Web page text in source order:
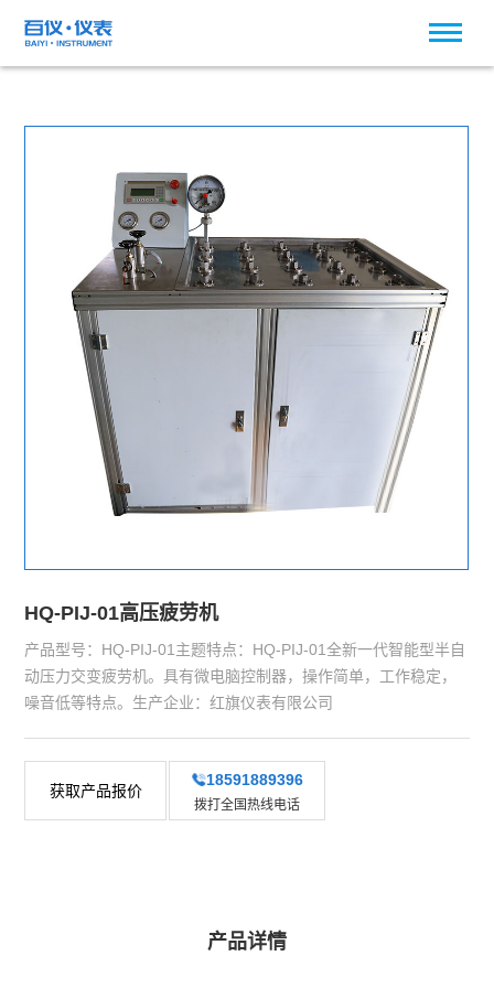
HQ-PIJ-01高压疲劳机
产品型号：HQ-PIJ-01主题特点：HQ-PIJ-01全新一代智能型半自
动压力交变疲劳机。具有微电脑控制器，操作简单，工作稳定，
噪音低等特点。生产企业：红旗仪表有限公司
获取产品报价
18591889396
拨打全国热线电话
产品详情